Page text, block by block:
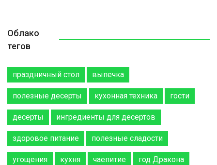
Облако
тегов
праздничный стол выпечка
полезные десерты кухонная техника гости
десерты ингредиенты для десертов
здоровое питание полезные сладости
угощения кухня чаепитие год Дракона